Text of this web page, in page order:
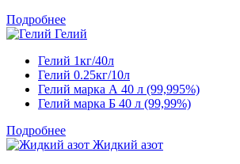
Подробнее
Гелий
Гелий 1кг/40л
Гелий 0.25кг/10л
Гелий марка А 40 л (99,995%)
Гелий марка Б 40 л (99,99%)
Подробнее
Жидкий азот